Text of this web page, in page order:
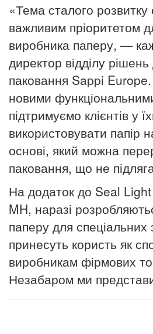
«Тема сталого
важливим пріоритетом
виробника паперу, —
директор відділу
паковання Sappi Europe.
новими
підтримуємо клієнтів у
використовувати папір
основі, який можна
паковання, що не
На додаток до Seal
MH, наразі
паперу для спеціальних
принесуть користь як
виробникам фірмових
Незабаром ми